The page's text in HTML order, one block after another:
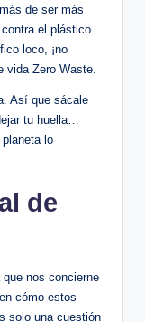
de ser más
el plástico.
loco, ¡no
Zero Waste.
Así que sácale
tu huella…
lo
de
que nos concierne
cómo estos
solo una cuestión